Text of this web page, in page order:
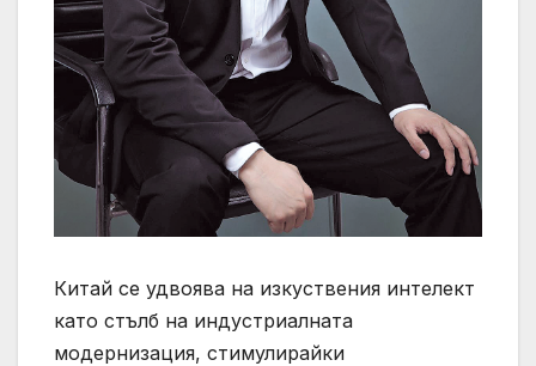
Китай се удвоява на изкуствения интелект
като стълб на индустриалната
модернизация, стимулирайки